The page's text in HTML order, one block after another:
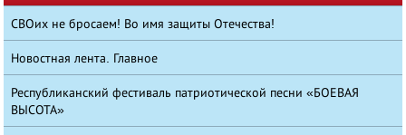
СВОих не бросаем! Во имя защиты Отечества!
Новостная лента. Главное
Республиканский фестиваль патриотической песни «БОЕВАЯ
ВЫСОТА»